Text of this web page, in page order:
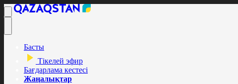
Басты
Тікелей эфир
Бағдарлама кестесі
Жаңалықтар